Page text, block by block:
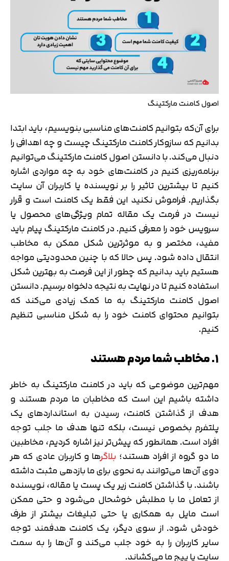
اصول کامنت مارکتینگ
برای آن‌که بتوانیم کامنت‌های مناسبی بنویسیم، باید ابتدا
بدانیم که سازوکار کامنت مارکتینگ چیست و چه اهدافی را
دنبال می‌کند. با دانستن اصول کامنت مارکتینگ می‌توانیم
برنامه‌ریزی کنیم در کامنت‌های خود به چه مواردی اشاره
کنیم تا بیشترین تاثیر را بر نویسنده یا کاربران آن سایت
بگذاریم. فراموش نکنید این فقط یک کامنت است و قرار
نیست در فرمت یک مقاله تمام ویژگی‌های محصول یا
سرویس خود را معرفی کنیم. در کامنت مارکتینگ پیام باید
مفید، مختصر و به موثرترین شکل ممکن به مخاطب
انتقال داده شود. پس حالا که با چنین محدودیتی مواجه
هستیم باید بدانیم که چطور از این فرصت به بهترین شکل
استفاده کنیم تا در نهایت به نتیجه دلخواه برسیم. دانستن
اصول کامنت مارکتینگ به ما کمک زیادی می‌کند که
بتوانیم محتوای کامنت خود را به شکل مناسبی تنظیم
کنیم.
۱. مخاطب شما مردم هستند
مهم‌ترین موضوعی که باید در کامنت مارکتینگ به خاطر
داشته باشیم این است که مخاطبان ما مردم هستند و
هدف از گذاشتن کامنت، رسیدن به استانداردهای یک
پلتفرم بخصوص نیست، بلکه تنها هدف ما جلب توجه
افراد است. همانطور که پیش‌تر نیز اشاره کردیم، مخاطبین
ما دو گروه از افراد هستند؛ بلاگرهاو کاربران عادی که هر
دوی آن‌ها می‌توانند به نحوی برای ما بازدهی مثبت داشته
باشند. با گذاشتن کامنت زیر یک پست یا مقاله، نویسنده
از تعامل ما با مطلبش خوشحال می‌شود و حتی ممکن
است مایل به همکاری یا حتی تبلیغات بیشتر از طرف
خودش شود. از سوی دیگر، یک کامنت هدفمند توجه
سایر کاربران را به خود جلب می‌کند و آن‌ها را به سمت
سایت یا پیج ما می‌کشاند.